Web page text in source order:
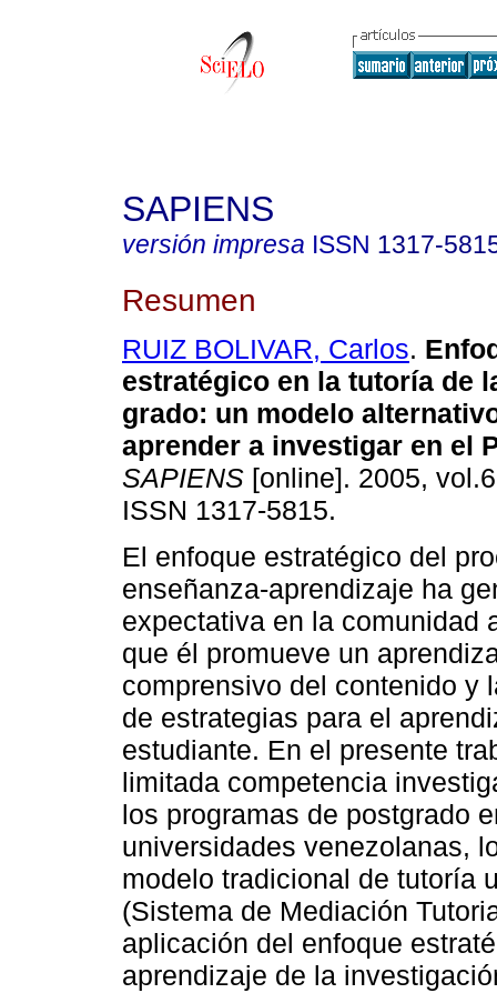
SAPIENS
versión impresa ISSN 1317-
Resumen
RUIZ BOLIVAR, Carlos.
estratégico en la tutoría de
grado: un modelo
aprender a investigar en el
SAPIENS [online]. 2005,
ISSN 1317-5815.
El enfoque estratégico del
enseñanza-aprendizaje ha
expectativa en la comunidad
que él promueve un
comprensivo del contenido y
de estrategias para el
estudiante. En el presente
limitada competencia
los programas de postgrado
universidades venezolanas,
modelo tradicional de tutoría
(Sistema de Mediación
aplicación del enfoque
aprendizaje de la